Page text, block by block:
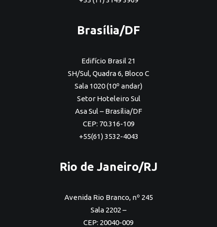
Brasília/DF
Edifício Brasil 21
SH/Sul, Quadra 6, Bloco C
Sala 1020 (10º andar)
Setor Hoteleiro Sul
Asa Sul – Brasília/DF
CEP: 70.316-109
+55(61) 3532-4043
Rio de Janeiro/RJ
Avenida Rio Branco, nº 245
Sala 2202 –
CEP: 20040-009